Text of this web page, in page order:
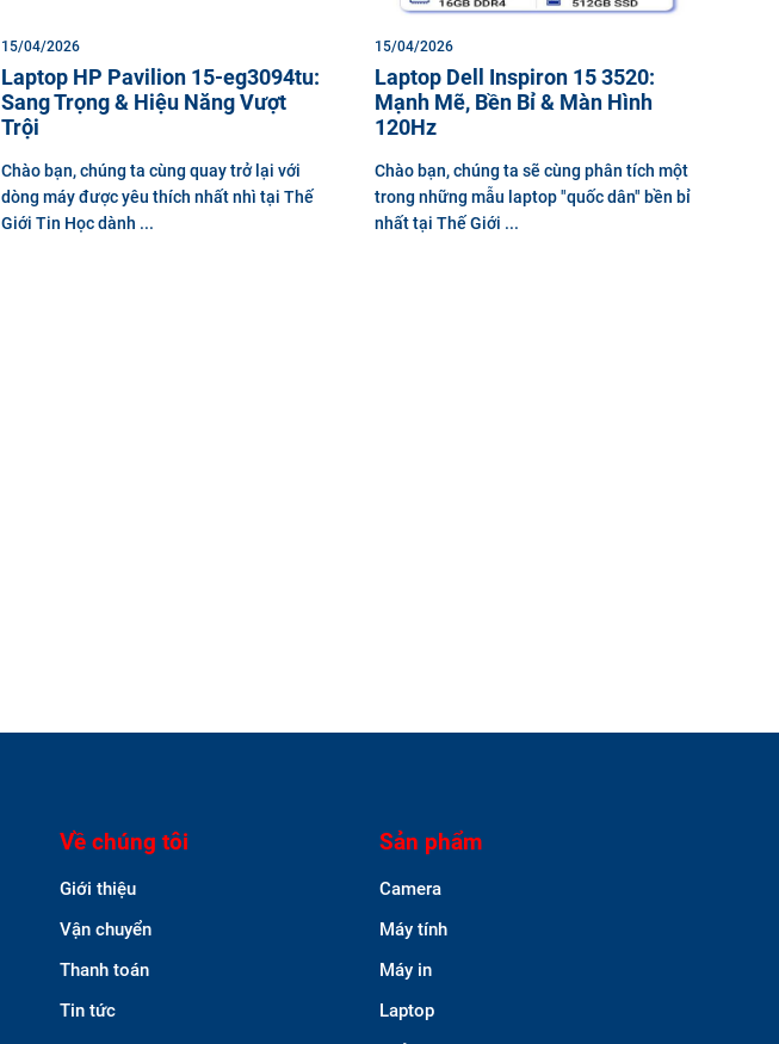
15/04/2026
Laptop HP Pavilion 15-eg3094tu:
Sang Trọng & Hiệu Năng Vượt
Trội
Chào bạn, chúng ta cùng quay trở lại với
dòng máy được yêu thích nhất nhì tại Thế
Giới Tin Học dành ...
15/04/2026
Laptop Dell Inspiron 15 3520:
Mạnh Mẽ, Bền Bỉ & Màn Hình
120Hz
Chào bạn, chúng ta sẽ cùng phân tích một
trong những mẫu laptop "quốc dân" bền bỉ
nhất tại Thế Giới ...
Về chúng tôi
Giới thiệu
Vận chuyển
Thanh toán
Tin tức
Sản phẩm
Camera
Máy tính
Máy in
Laptop